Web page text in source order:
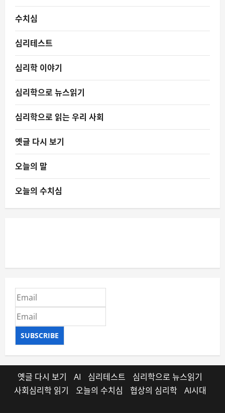
수치심
심리테스트
심리학 이야기
심리학으로 뉴스읽기
심리학으로 읽는 우리 사회
옛글 다시 보기
오늘의 말
오늘의 수치심
SUBSCRIBE
옛글 다시 보기 AI 심리테스트
심리학으로 뉴스읽기
사회심리학 읽기
오늘의 수치심 협상의 심리학 AI시대